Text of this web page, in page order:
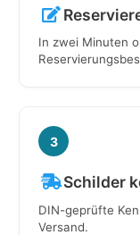
In zwei Minuten
3
Schilder
DIN-geprüfte
Versand.